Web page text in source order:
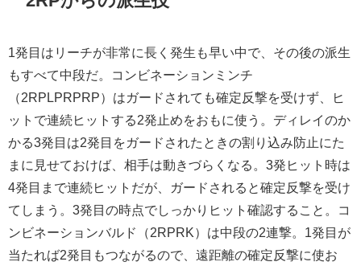
1発目はリーチが非常に長く発生も早い中で、その後の派生
もすべて中段だ。コンビネーションミンチ
（2RPLPRPRP）はガードされても確定反撃を受けず、ヒ
ットで連続ヒットする2発止めをおもに使う。ディレイのか
かる3発目は2発目をガードされたときの割り込み防止にた
まに見せておけば、相手は動きづらくなる。3発ヒット時は
4発目まで連続ヒットだが、ガードされると確定反撃を受け
てしまう。3発目の時点でしっかりヒット確認すること。コ
ンビネーションバルド（2RPRK）は中段の2連撃。1発目が
当たれば2発目もつながるので、遠距離の確定反撃に使お